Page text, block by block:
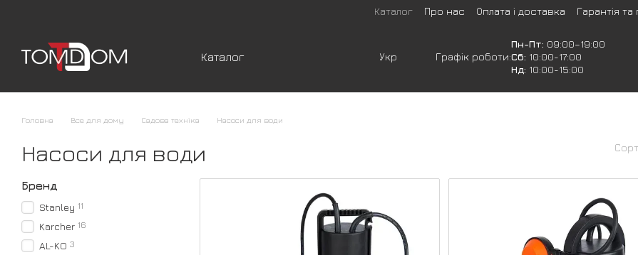
Каталог Про нас Оплата і доставка Гарантія
Каталог Укр Графік роботи:
Пн-Пт: 09:00–19:00
Сб: 10:00-17:00
Нд: 10:00-15:00
Головна Все для дому Садова техніка Насоси для води
Насоси для води
Бренд
Stanley 11
Karcher 16
AL-KO 3